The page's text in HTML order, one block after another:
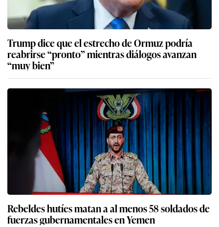
Trump dice que el estrecho de Ormuz podría
reabrirse “pronto” mientras diálogos avanzan
“muy bien”
Rebeldes hutíes matan a al menos 58 soldados de
fuerzas gubernamentales en Yemen